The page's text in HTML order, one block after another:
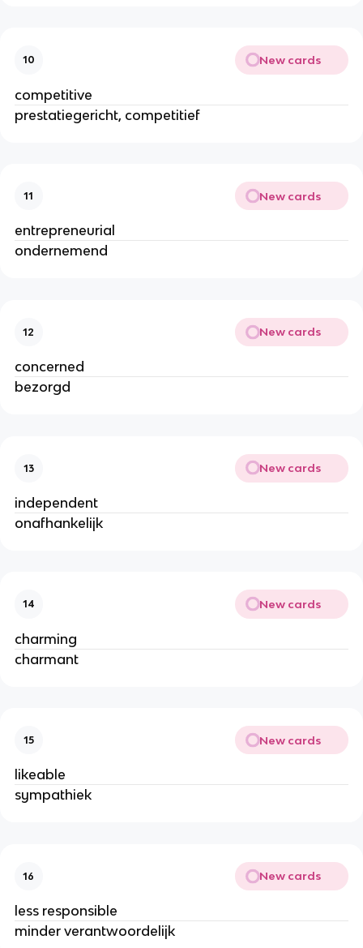
10 New cards
competitive
prestatiegericht, competitief
11 New cards
entrepreneurial
ondernemend
12 New cards
concerned
bezorgd
13 New cards
independent
onafhankelijk
14 New cards
charming
charmant
15 New cards
likeable
sympathiek
16 New cards
less responsible
minder verantwoordelijk